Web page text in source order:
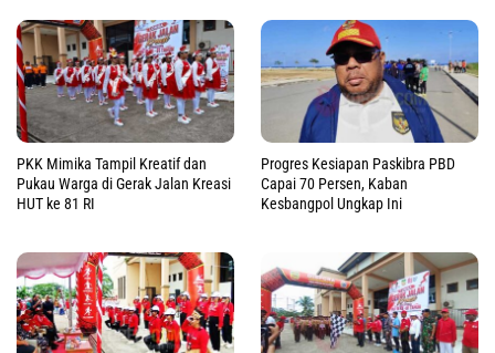
PKK Mimika Tampil Kreatif dan
Pukau Warga di Gerak Jalan Kreasi
HUT ke 81 RI
Progres Kesiapan Paskibra PBD
Capai 70 Persen, Kaban
Kesbangpol Ungkap Ini